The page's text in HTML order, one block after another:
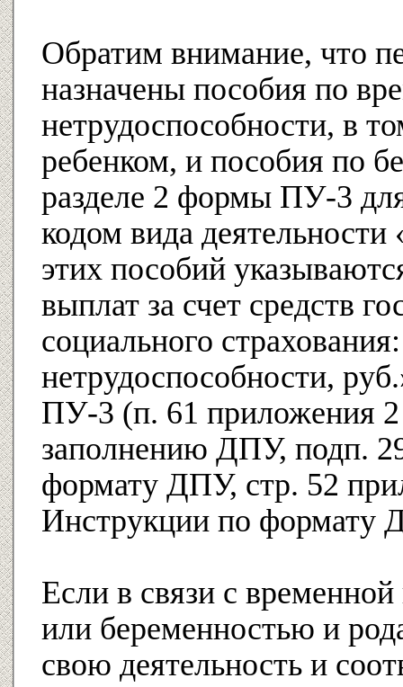
Обратим внимание, что
назначены пособия по
нетрудоспособности, в
ребенком, и пособия по
разделе 2 формы ПУ-3
кодом вида
этих пособий
выплат за счет средств
социального
нетрудоспособности,
ПУ-3 (п. 61 приложения
заполнению ДПУ, подп.
формату ДПУ, стр. 52
Инструкции по
Если в связи с
или беременностью и
свою деятельность и